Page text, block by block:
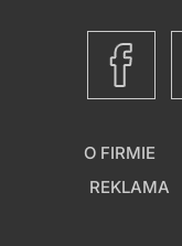
O FIRMIE
REKLAMA